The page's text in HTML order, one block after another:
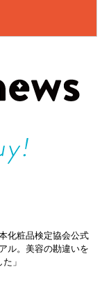
化粧品検定協会公式
ル。美容の勘違いを
」